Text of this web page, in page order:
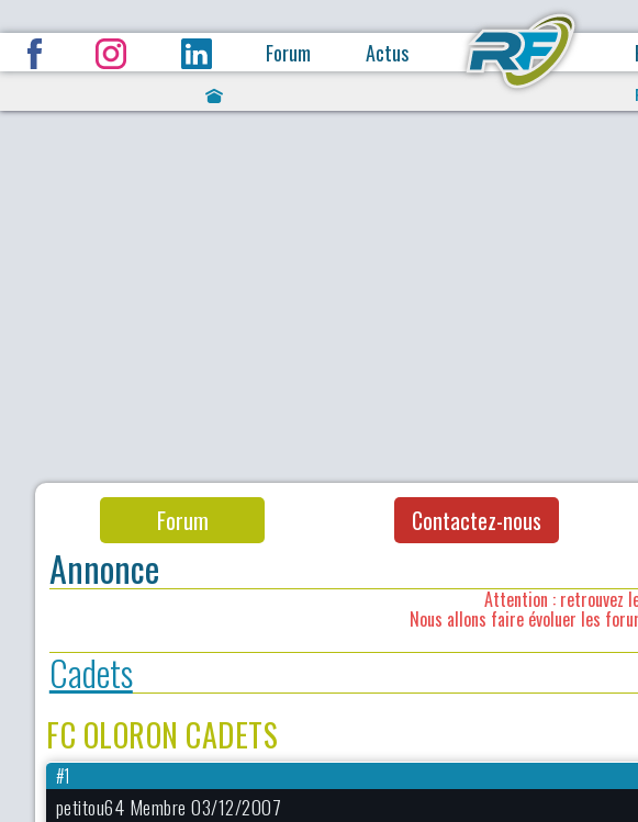
Forum Actus
Forum Contactez-nous
Annonce
Attention : retrouvez
Nous allons faire évoluer les
Cadets
FC OLORON CADETS
#1
petitou64 Membre 03/12/2007